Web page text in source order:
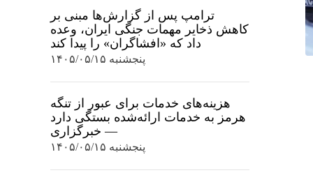
ترامپ پس از گزارش‌ها مبنی بر
کاهش ذخایر مهمات جنگی ایران، وعده
داد که «افشاگران» را پیدا کند
پنجشنبه ۱۴۰۵/۰۵/۱۵
هزینه‌های خدمات برای عبور از تنگه
هرمز به خدمات ارائه‌شده بستگی دارد
— خبرگزاری
پنجشنبه ۱۴۰۵/۰۵/۱۵